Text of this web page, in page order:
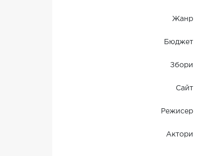
Жанр
Бюджет
Збори
Сайт
Режисер
Актори